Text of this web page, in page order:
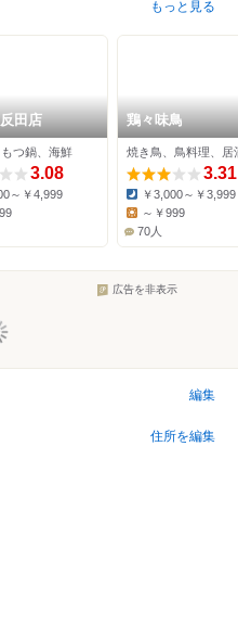
もっと見る
田店
もつ鍋、海鮮
3.08
～￥4,999
鶏々味鳥
焼き鳥、鳥料理、居
3.31
Dinner:
￥3,000～￥3,999
Lunch:
～￥999
70人
広告を非表示
編集
住所を編集